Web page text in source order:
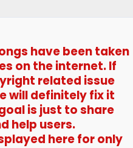
have been taken
on the internet. If
related issue
will definitely fix it
is just to share
help users.
here for only